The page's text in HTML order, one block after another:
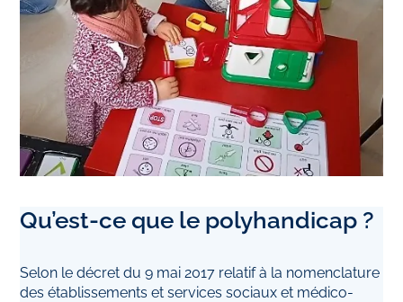
Qu’est-ce que le polyhandicap ?
Selon le décret du 9 mai 2017 relatif à la nomenclature
des établissements et services sociaux et médico-